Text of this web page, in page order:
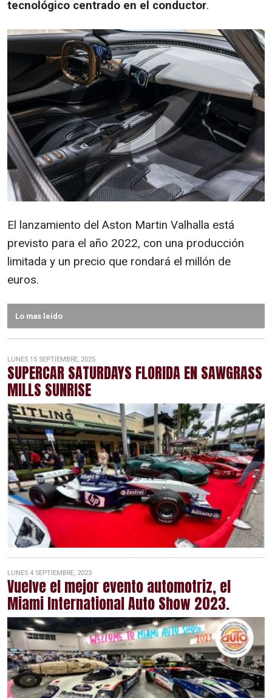
tecnológico centrado en el conductor.
El lanzamiento del Aston Martin Valhalla está
previsto para el año 2022, con una producción
limitada y un precio que rondará el millón de
euros.
Lo mas leído
LUNES 15 SEPTIEMBRE, 2025
SUPERCAR SATURDAYS FLORIDA EN SAWGRASS
MILLS SUNRISE
LUNES 4 SEPTIEMBRE, 2023
Vuelve el mejor evento automotriz, el
Miami International Auto Show 2023.